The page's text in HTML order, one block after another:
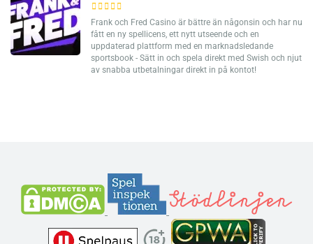
Frank och Fred Casino är bättre än någonsin och har nu
fått en ny spellicens, ett nytt utseende och en
uppdaterad plattform med en marknadsledande
sportsbook - Sätt in och spela direkt med Swish och njut
av snabba utbetalningar direkt in på kontot!